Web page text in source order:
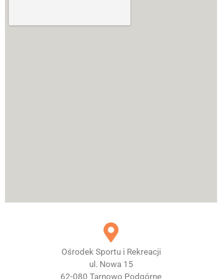
Ośrodek Sportu i Rekreacji
ul. Nowa 15
62-080 Tarnowo Podgórne